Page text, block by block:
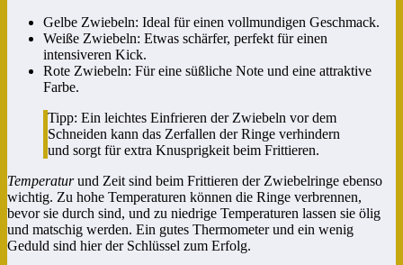
Gelbe Zwiebeln: Ideal für einen vollmundigen Geschmack.
Weiße Zwiebeln: Etwas schärfer, perfekt für einen
intensiveren Kick.
Rote Zwiebeln: Für eine süßliche Note und eine attraktive
Farbe.
Tipp: Ein leichtes Einfrieren der Zwiebeln vor dem
Schneiden kann das Zerfallen der Ringe verhindern
und sorgt für extra Knusprigkeit beim Frittieren.
Temperaturund Zeit sind beim Frittieren der Zwiebelringe ebenso
wichtig. Zu hohe Temperaturen können die Ringe verbrennen,
bevor sie durch sind, und zu niedrige Temperaturen lassen sie ölig
und matschig werden. Ein gutes Thermometer und ein wenig
Geduld sind hier der Schlüssel zum Erfolg.